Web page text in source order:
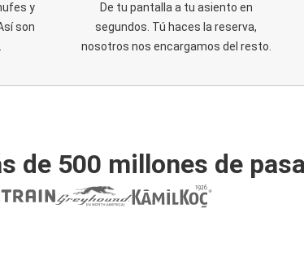
y
son
De tu pantalla a tu asiento en
segundos. Tú haces la reserva,
nosotros nos encargamos del resto.
de 500 millones de